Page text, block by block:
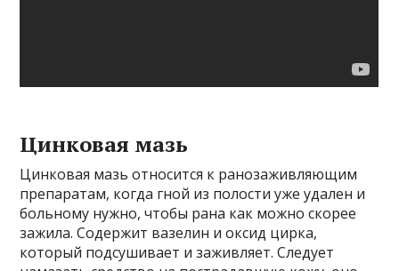
Цинковая мазь
Цинковая мазь относится к ранозаживляющим
препаратам, когда гной из полости уже удален и
больному нужно, чтобы рана как можно скорее
зажила. Содержит вазелин и оксид цирка,
который подсушивает и заживляет. Следует